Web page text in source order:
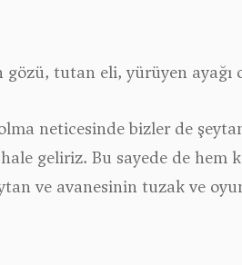
tutan eli, yürüyen ayağı
neticesinde bizler de
hale geliriz. Bu sayede de hem
ve avanesinin tuzak ve